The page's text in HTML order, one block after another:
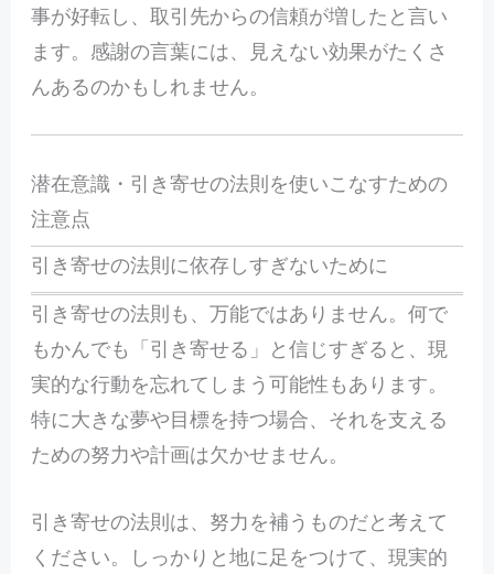
事が好転し、取引先からの信頼が増したと言い
ます。感謝の言葉には、見えない効果がたくさ
んあるのかもしれません。
潜在意識・引き寄せの法則を使いこなすための
注意点
引き寄せの法則に依存しすぎないために
引き寄せの法則も、万能ではありません。何で
もかんでも「引き寄せる」と信じすぎると、現
実的な行動を忘れてしまう可能性もあります。
特に大きな夢や目標を持つ場合、それを支える
ための努力や計画は欠かせません。
引き寄せの法則は、努力を補うものだと考えて
ください。しっかりと地に足をつけて、現実的